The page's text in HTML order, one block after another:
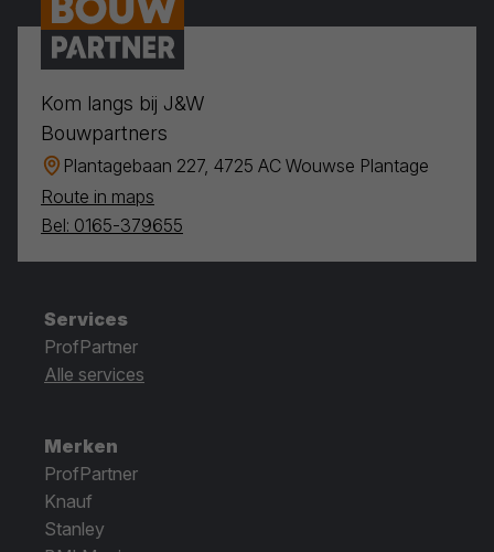
Kom langs bij J&W
Bouwpartners
Plantagebaan 227, 4725 AC Wouwse Plantage
Route in maps
Bel: 0165-379655
Services
ProfPartner
Alle services
Merken
ProfPartner
Knauf
Stanley